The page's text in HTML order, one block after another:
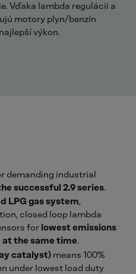
Vďaka lambda regulácii a
motory plyn/benzín
výkon.
demanding industrial
successful 2.9 series.
LPG gas system,
closed loop lambda
for lowest emissions
the same time.
catalyst) means 100%
under lowest load duty